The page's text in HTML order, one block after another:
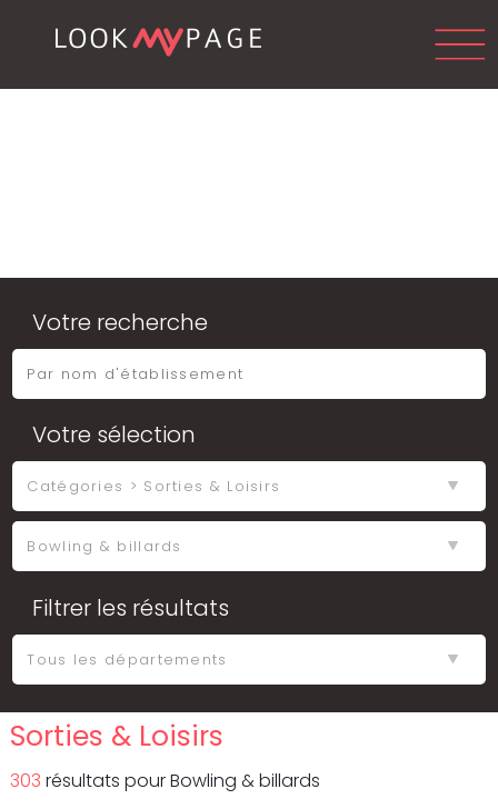
Votre recherche
Votre sélection
Filtrer les résultats
Sorties & Loisirs
303 résultats pourBowling & billards